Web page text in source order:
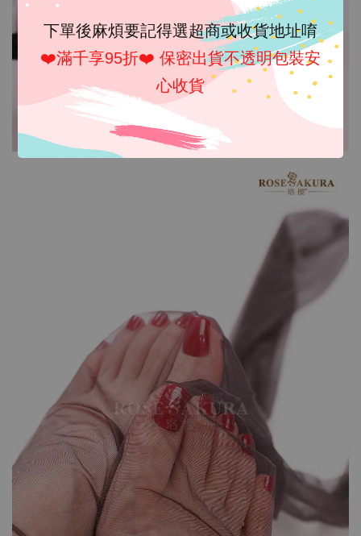
下單後麻煩要記得選超商或收貨地址唷
❤️滿千享95折❤️ 保密出貨不透明包裝安
心收貨